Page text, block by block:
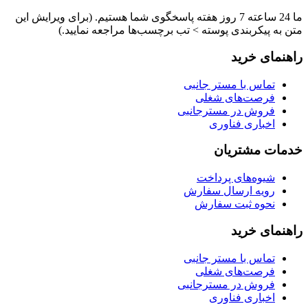
ما 24 ساعته 7 روز هفته پاسخگوی شما هستیم. (برای ویرایش این
متن به پیکربندی پوسته > تب برچسب‌ها مراجعه نمایید.)
راهنمای خرید
تماس با مستر جانبی
فرصت‌های شغلی
فروش در مسترجانبی
اخباری فناوری
خدمات مشتریان
شیوه‌های پرداخت
رویه ارسال سفارش
نحوه ثبت سفارش
راهنمای خرید
تماس با مستر جانبی
فرصت‌های شغلی
فروش در مسترجانبی
اخباری فناوری